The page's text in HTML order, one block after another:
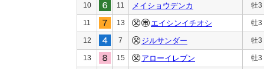
10 11 メイショウデンカ 牡3
11 13 エイシンイチオシ 牡3
12 7 ジルサンダー 牡3
13 15 アローイレブン 牡3